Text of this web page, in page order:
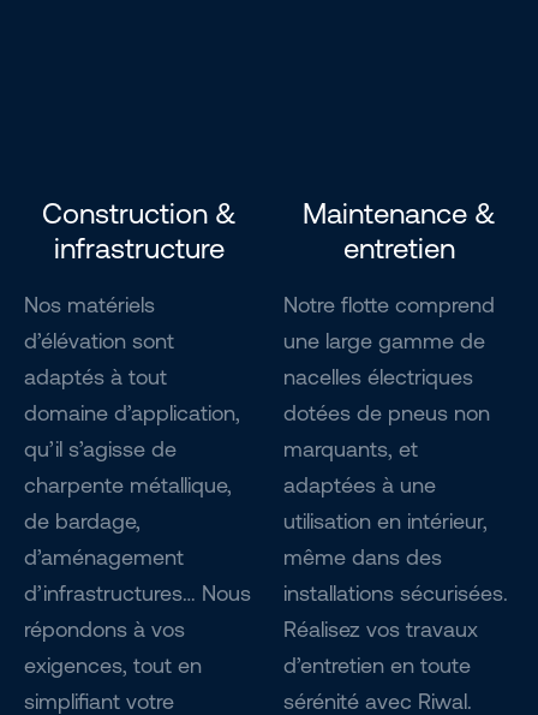
Construction &
infrastructure
Nos matériels
d’élévation sont
adaptés à tout
domaine d’application,
qu’il s’agisse de
charpente métallique,
de bardage,
d’aménagement
d’infrastructures… Nous
répondons à vos
exigences, tout en
simplifiant votre
Maintenance &
entretien
Notre flotte comprend
une large gamme de
nacelles électriques
dotées de pneus non
marquants, et
adaptées à une
utilisation en intérieur,
même dans des
installations sécurisées.
Réalisez vos travaux
d’entretien en toute
sérénité avec Riwal.